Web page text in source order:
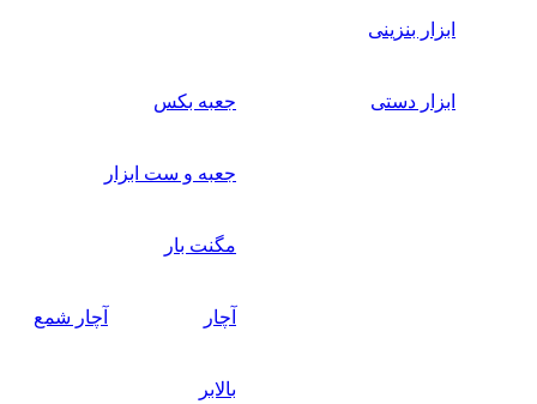
ابزار بنزینی
ابزار دستی جعبه بکس
جعبه و ست ابزار
مگنت بار
آچار آچار شمع
بالابر